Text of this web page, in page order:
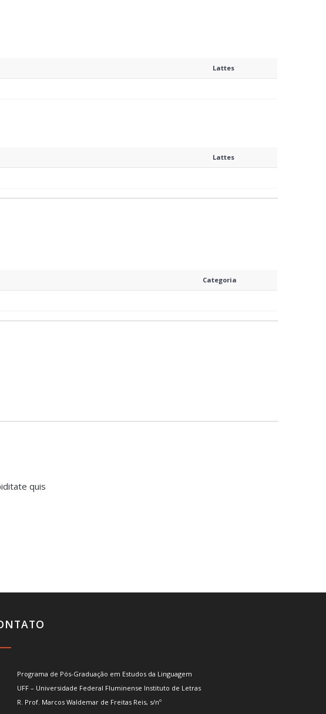
Lattes
Lattes
Categoria
quis
Programa de Pós-Graduação em Estudos da Linguagem
UFF – Universidade Federal Fluminense Instituto de Letras
R. Prof. Marcos Waldemar de Freitas Reis, s/nº